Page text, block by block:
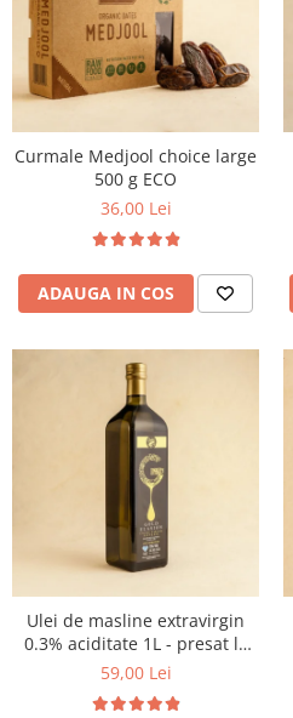
Curmale Medjool choice large
500 g ECO
36,00 Lei
ADAUGA IN COS
Ulei de masline extravirgin
0.3% aciditate 1L - presat la
rece
59,00 Lei